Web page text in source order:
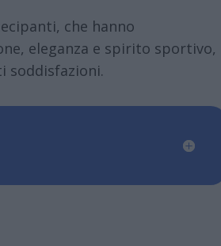
che hanno
eleganza e spirito sportivo,
soddisfazioni.